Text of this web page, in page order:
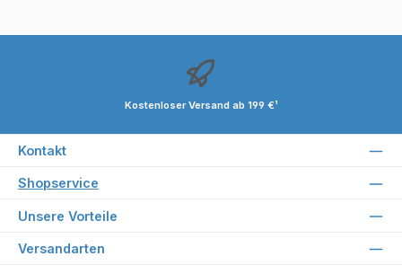
Kostenloser Versand ab 199 €¹
Kontakt
Shopservice
Unsere Vorteile
Versandarten